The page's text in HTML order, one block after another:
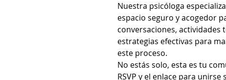
Nuestra psicóloga
espacio seguro y acogedor
conversaciones,
estrategias efectivas para
este proceso.
No estás solo, esta es tu
RSVP y el enlace para